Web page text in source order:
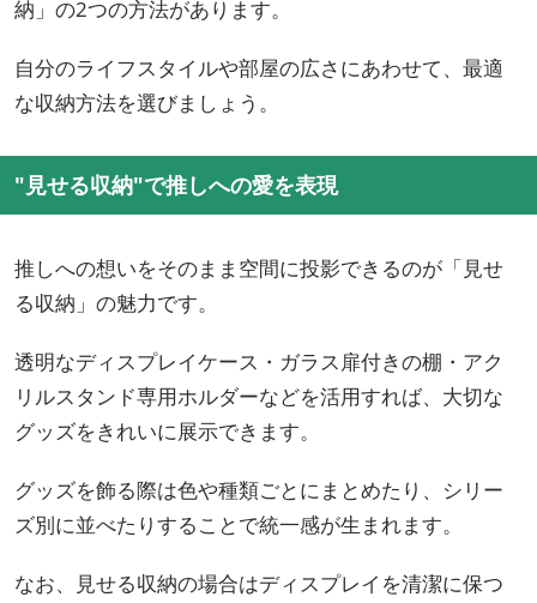
納」の2つの方法があります。
自分のライフスタイルや部屋の広さにあわせて、最適
な収納方法を選びましょう。
"見せる収納"で推しへの愛を表現
推しへの想いをそのまま空間に投影できるのが「見せ
る収納」の魅力です。
透明なディスプレイケース・ガラス扉付きの棚・アク
リルスタンド専用ホルダーなどを活用すれば、大切な
グッズをきれいに展示できます。
グッズを飾る際は色や種類ごとにまとめたり、シリー
ズ別に並べたりすることで統一感が生まれます。
なお、見せる収納の場合はディスプレイを清潔に保つ